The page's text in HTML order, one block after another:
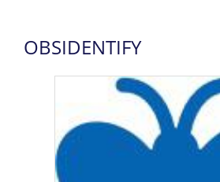
OBSIDENTIFY